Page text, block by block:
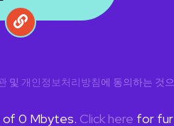
및 개인정보처리방침에 동의하는 것
of 0 Mbytes. Click here for